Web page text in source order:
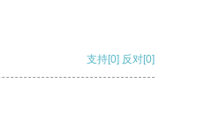
支持[0] 反对[0]